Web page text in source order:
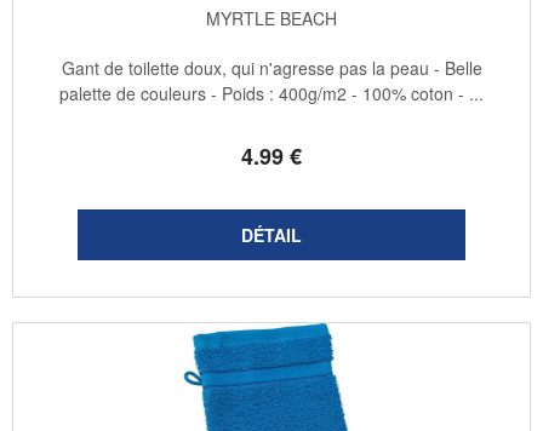
MYRTLE BEACH
4.99€
Gant de toilette doux, qui n'agresse pas la peau - Belle
palette de couleurs - Poids : 400g/m2 - 100% coton - ...